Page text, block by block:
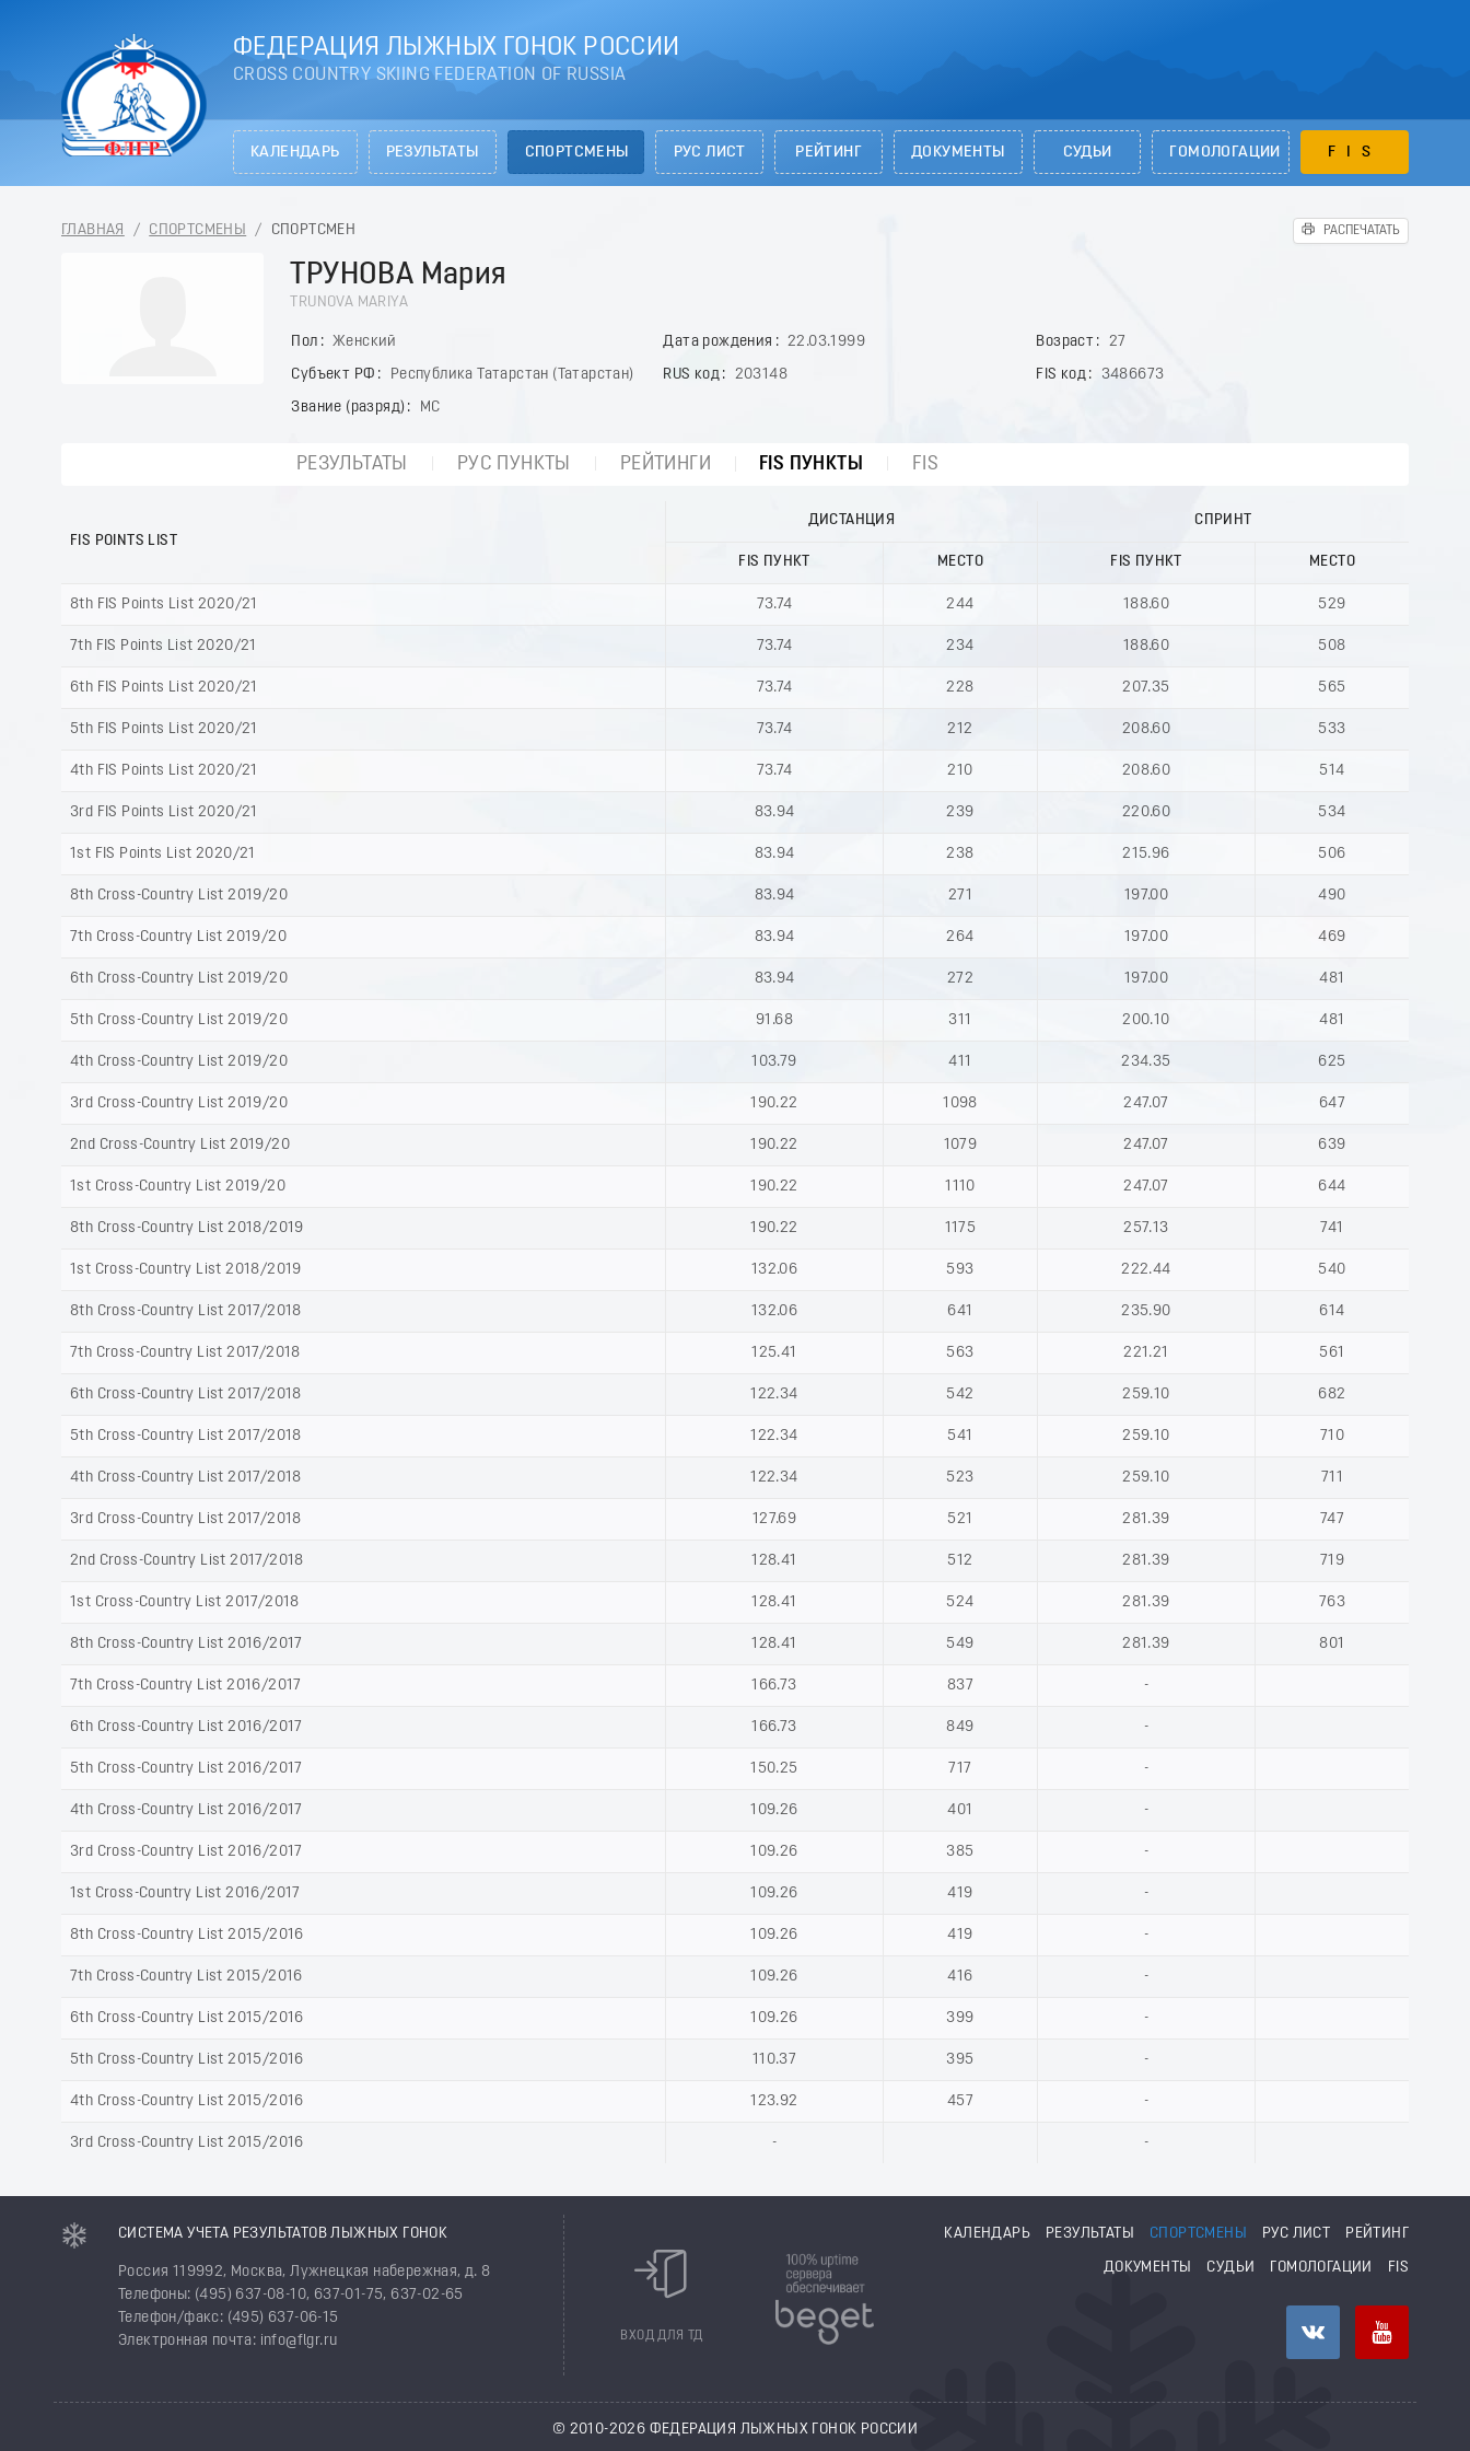
ФЕДЕРАЦИЯ ЛЫЖНЫХ ГОНОК РОССИИ
CROSS COUNTRY SKIING FEDERATION OF RUSSIA
КАЛЕНДАРЬ РЕЗУЛЬТАТЫ СПОРТСМЕНЫ РУС ЛИСТ РЕЙТИНГ ДОКУМЕНТЫ СУДЬИ ГОМОЛОГАЦИИ FIS
ГЛАВНАЯ / СПОРТСМЕНЫ / СПОРТСМЕН РАСПЕЧАТАТЬ
ТРУНОВА Мария
TRUNOVA MARIYA
Пол Женский Дата рождения 22.03.1999 Возраст
27
Субъект РФ
Республика Татарстан (Татарстан) RUS код 203148 FIS код
3486673
Звание (разряд)
МС
РЕЗУЛЬТАТЫ РУС ПУНКТЫ РЕЙТИНГИ FIS ПУНКТЫ FIS
FIS POINTS LIST
ДИСТАНЦИЯ СПРИНТ
FIS ПУНКТ МЕСТО FIS ПУНКТ МЕСТО
8th FIS Points List 2020/21 73.74 244 188.60 529
7th FIS Points List 2020/21 73.74 234 188.60 508
6th FIS Points List 2020/21 73.74 228 207.35 565
5th FIS Points List 2020/21 73.74 212 208.60 533
4th FIS Points List 2020/21 73.74 210 208.60 514
3rd FIS Points List 2020/21 83.94 239 220.60 534
1st FIS Points List 2020/21 83.94 238 215.96 506
8th Cross-Country List 2019/20 83.94 271 197.00 490
7th Cross-Country List 2019/20 83.94 264 197.00 469
6th Cross-Country List 2019/20 83.94 272 197.00 481
5th Cross-Country List 2019/20 91.68 311 200.10 481
4th Cross-Country List 2019/20 103.79 411 234.35 625
3rd Cross-Country List 2019/20 190.22 1098 247.07 647
2nd Cross-Country List 2019/20 190.22 1079 247.07 639
1st Cross-Country List 2019/20 190.22 1110 247.07 644
8th Cross-Country List 2018/2019 190.22 1175 257.13 741
1st Cross-Country List 2018/2019 132.06 593 222.44 540
8th Cross-Country List 2017/2018 132.06 641 235.90 614
7th Cross-Country List 2017/2018 125.41 563 221.21 561
6th Cross-Country List 2017/2018 122.34 542 259.10 682
5th Cross-Country List 2017/2018 122.34 541 259.10 710
4th Cross-Country List 2017/2018 122.34 523 259.10 711
3rd Cross-Country List 2017/2018 127.69 521 281.39 747
2nd Cross-Country List 2017/2018 128.41 512 281.39 719
1st Cross-Country List 2017/2018 128.41 524 281.39 763
8th Cross-Country List 2016/2017 128.41 549 281.39 801
7th Cross-Country List 2016/2017 166.73 837 -
6th Cross-Country List 2016/2017 166.73 849 -
5th Cross-Country List 2016/2017 150.25 717 -
4th Cross-Country List 2016/2017 109.26 401 -
3rd Cross-Country List 2016/2017 109.26 385 -
1st Cross-Country List 2016/2017 109.26 419 -
8th Cross-Country List 2015/2016 109.26 419 -
7th Cross-Country List 2015/2016 109.26 416 -
6th Cross-Country List 2015/2016 109.26 399 -
5th Cross-Country List 2015/2016 110.37 395 -
4th Cross-Country List 2015/2016 123.92 457 -
3rd Cross-Country List 2015/2016 - -
СИСТЕМА УЧЕТА РЕЗУЛЬТАТОВ ЛЫЖНЫХ ГОНОК
Россия 119992, Москва, Лужнецкая набережная, д. 8
Телефоны: (495) 637-08-10, 637-01-75, 637-02-65
Телефон/факс: (495) 637-06-15
Электронная почта: info@flgr.ru
ВХОД ДЛЯ ТД
КАЛЕНДАРЬ РЕЗУЛЬТАТЫ СПОРТСМЕНЫ РУС ЛИСТ РЕЙТИНГ
ДОКУМЕНТЫ СУДЬИ ГОМОЛОГАЦИИ FIS
© 2010-2026 ФЕДЕРАЦИЯ ЛЫЖНЫХ ГОНОК РОССИИ